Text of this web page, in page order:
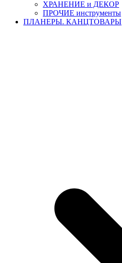
ХРАНЕНИЕ и ДЕКОР
ПРОЧИЕ инструменты
ПЛАНЕРЫ. КАНЦТОВАРЫ